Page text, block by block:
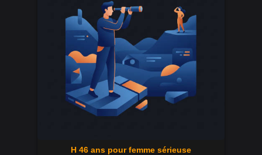
H 46 ans pour femme sérieuse